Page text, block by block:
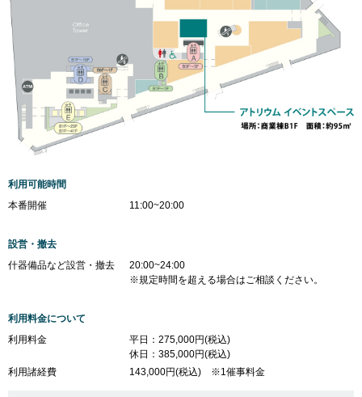
イベント情報、ショップ最新情報を中心に様々な角度
からミッドランドを綴ってまいります。
施設案内
展示アート
銀行・証券・ATM 旅行代理店
スクール
その他オフィス
エレベーター・エスカレーター
ランク別サービス内容
Q＆A（よくあるご質問）
お問い合わせ
会員利用規約
総合インフォメーション
イベントスペース
取材・プレスリリース
店舗スタッフ募集
その他お問い合わせ一覧
简体 繁體 한국어
利用可能時間
本番開催
11:00~20:00
設営・撤去
什器備品など設営・撤去
20:00~24:00
※規定時間を超える場合はご相談ください。
利用料金について
利用料金
平日：275,000円(税込)
休日：385,000円(税込)
利用諸経費
143,000円(税込) ※1催事料金